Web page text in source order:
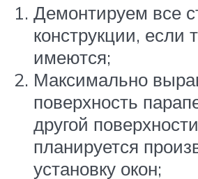
Демонтируем все
конструкции, если
имеются;
Максимально
поверхность
другой
планируется
установку окон;